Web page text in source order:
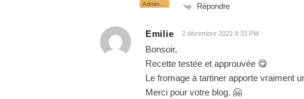
Administrateur Répondre
Emilie 2 décembre 2022 9:33 PM
Bonsoir,
Recette testée et approuvée 😋
Le fromage à tartiner apporte vraiment
Merci pour votre blog. 🤗